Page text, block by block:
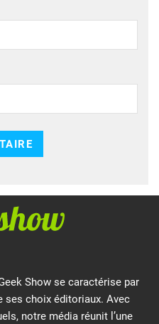
Show se caractérise par
ses choix éditoriaux. Avec
notre média réunit l’une